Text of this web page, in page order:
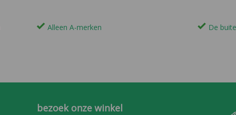
Alleen A-merken De
bezoek onze winkel